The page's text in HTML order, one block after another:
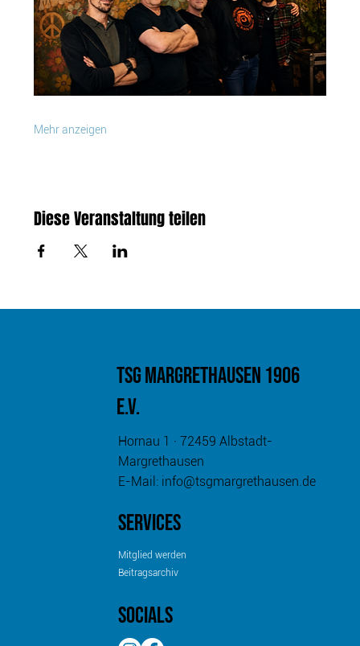
Mehr anzeigen
Diese Veranstaltung teilen
Socials
TSG MARGRETHAUSEN 1906
e.v.
Hornau 1 · 72459 Albstadt-
Margrethausen
E-Mail: info@tsgmargrethausen.de
services
Mitglied werden
Beitragsarchiv